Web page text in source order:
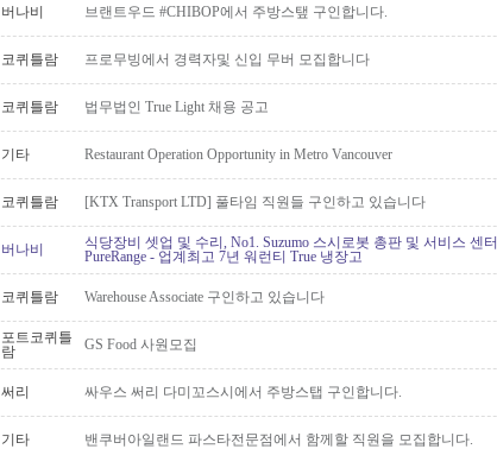
버나비 브랜트우드 #CHIBOP에서 주방스탶 구인합니다.
코퀴틀람 프로무빙에서 경력자및 신입 무버 모집합니다
코퀴틀람 법무법인 True Light 채용 공고
기타 Restaurant Operation Opportunity in Metro Vancouver
코퀴틀람 [KTX Transport LTD] 풀타임 직원들 구인하고 있습니다
버나비
식당장비 셋업 및 수리, No1. Suzumo 스시로봇 총판 및 서비스 센터
PureRange - 업계최고 7년 워런티 True 냉장고
코퀴틀람 Warehouse Associate 구인하고 있습니다
포트코퀴틀
람
GS Food 사원모집
써리 싸우스 써리 다미꼬스시에서 주방스탭 구인합니다.
기타 밴쿠버아일랜드 파스타전문점에서 함께할 직원을 모집합니다.